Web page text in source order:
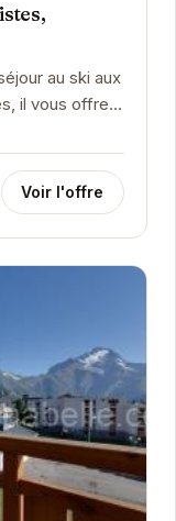
au ski aux
il vous offre
Voir l'offre